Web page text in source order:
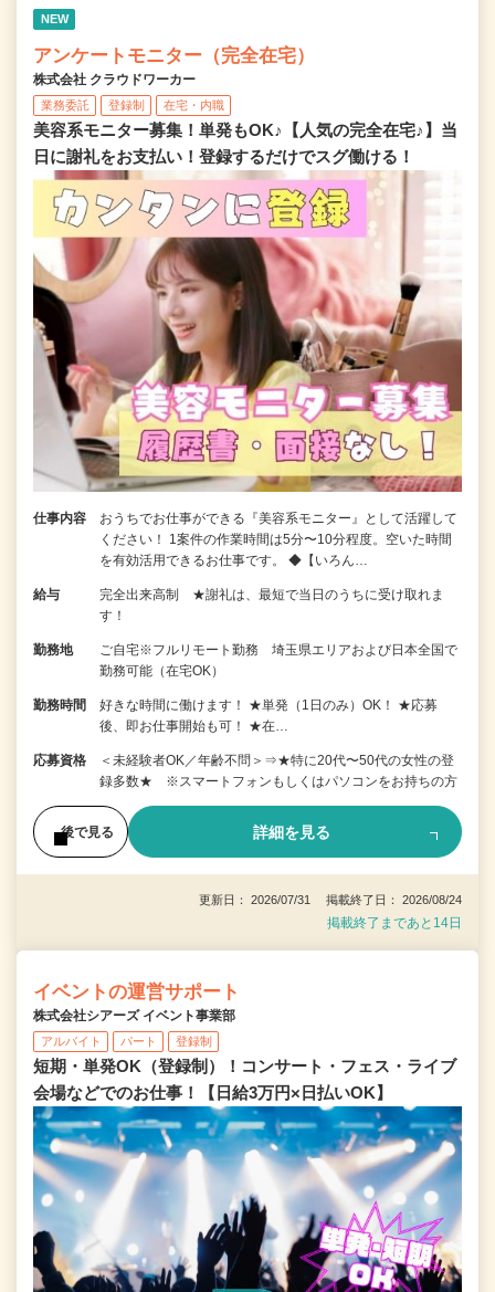
NEW
アンケートモニター（完全在宅）
株式会社 クラウドワーカー
業務委託 登録制 在宅・内職
美容系モニター募集！単発もOK♪【人気の完全在宅♪】当
日に謝礼をお支払い！登録するだけでスグ働ける！
仕事内容
おうちでお仕事ができる『美容系モニター』として活躍して
ください！ 1案件の作業時間は5分〜10分程度。空いた時間
を有効活用できるお仕事です。 ◆【いろん…
給与
完全出来高制 ★謝礼は、最短で当日のうちに受け取れま
す！
勤務地
ご自宅※フルリモート勤務 埼玉県エリアおよび日本全国で
勤務可能（在宅OK）
勤務時間
好きな時間に働けます！ ★単発（1日のみ）OK！ ★応募
後、即お仕事開始も可！ ★在…
応募資格
＜未経験者OK／年齢不問＞⇒★特に20代〜50代の女性の登
録多数★ ※スマートフォンもしくはパソコンをお持ちの方
後で見る 詳細を見る
更新日： 2026/07/31 掲載終了日： 2026/08/24
掲載終了まであと14日
イベントの運営サポート
株式会社シアーズ イベント事業部
アルバイト パート 登録制
短期・単発OK（登録制）！コンサート・フェス・ライブ
会場などでのお仕事！【日給3万円×日払いOK】